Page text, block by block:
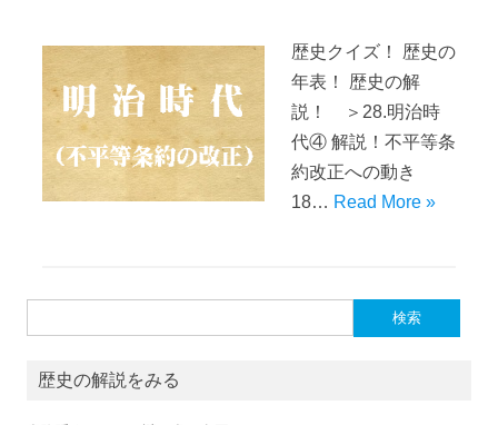
歴史クイズ！ 歴史の
年表！ 歴史の解
説！ ＞28.明治時
代④ 解説！不平等条
約改正への動き
18… Read More »
歴史の解説をみる